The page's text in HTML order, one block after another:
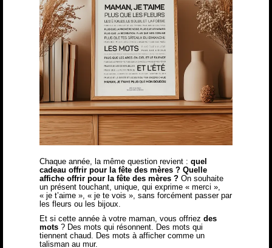
Chaque année, la même question revient : quel
cadeau offrir pour la fête des mères ? Quelle
affiche offrir pour la fête des mères ? On souhaite
un présent touchant, unique, qui exprime « merci »,
« je t’aime », « je te vois », sans forcément passer par
les fleurs ou les bijoux.
Et si cette année à votre maman, vous offriez des
mots ? Des mots qui résonnent. Des mots qui
tiennent chaud. Des mots à afficher comme un
talisman au mur.